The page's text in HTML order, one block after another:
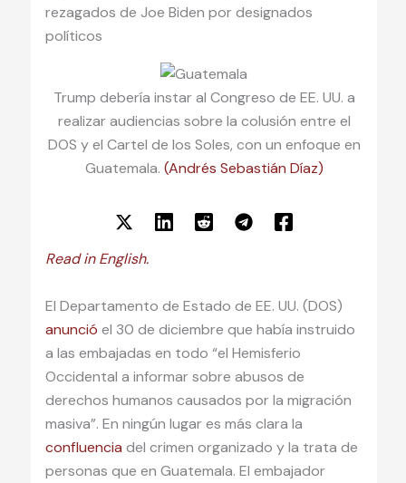
rezagados de Joe Biden por designados
políticos
Trump debería instar al Congreso de EE. UU. a
realizar audiencias sobre la colusión entre el
DOS y el Cartel de los Soles, con un enfoque en
Guatemala. (Andrés Sebastián Díaz)
Read in English.
El Departamento de Estado de EE. UU. (DOS)
anunció el 30 de diciembre que había instruido
a las embajadas en todo “el Hemisferio
Occidental a informar sobre abusos de
derechos humanos causados por la migración
masiva”. En ningún lugar es más clara la
confluencia del crimen organizado y la trata de
personas que en Guatemala. El embajador